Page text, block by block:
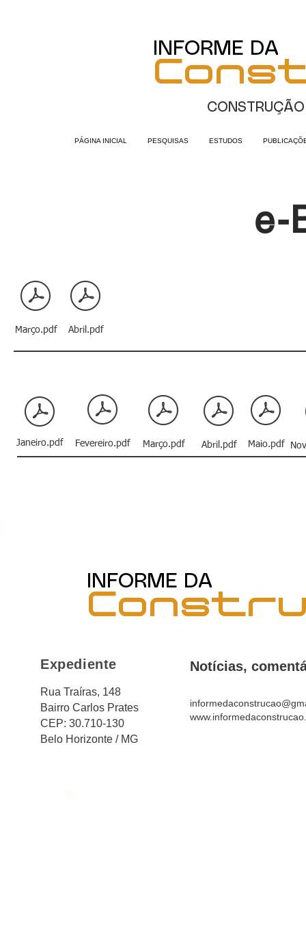
INFORME DA
PÁGINA INICIAL PESQUISAS ESTUDOS
e-
Março.pdf Abril.pdf
Janeiro.pdf Fevereiro.pdf Março.pdf Abril.pdf Maio.pdf
INFORME DA
Expediente
Rua Traíras, 148
Bairro Carlos Prates
CEP: 30.710-130
Belo Horizonte / MG
Notícias,